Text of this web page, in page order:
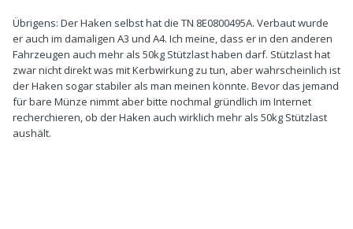
Übrigens: Der Haken selbst hat die TN 8E0800495A. Verbaut wurde
er auch im damaligen A3 und A4. Ich meine, dass er in den anderen
Fahrzeugen auch mehr als 50kg Stützlast haben darf. Stützlast hat
zwar nicht direkt was mit Kerbwirkung zu tun, aber wahrscheinlich ist
der Haken sogar stabiler als man meinen könnte. Bevor das jemand
für bare Münze nimmt aber bitte nochmal gründlich im Internet
recherchieren, ob der Haken auch wirklich mehr als 50kg Stützlast
aushält.